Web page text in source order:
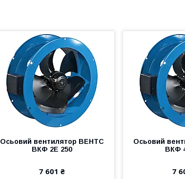
Осьовий вентилятор ВЕНТС
ВКФ 2Е 250
7 601 ₴
Осьовий
ВКФ
7